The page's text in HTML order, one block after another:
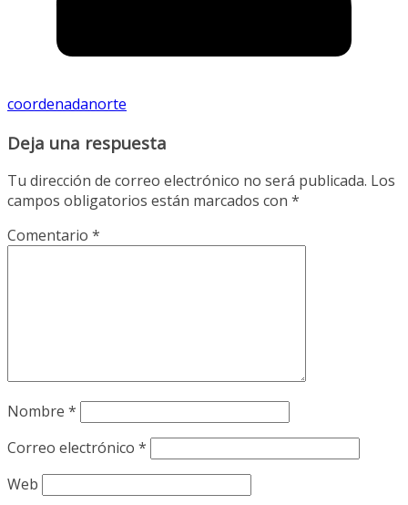
coordenadanorte
Deja una respuesta
Tu dirección de correo electrónico no será publicada. Los
campos obligatorios están marcados con *
Comentario *
Nombre *
Correo electrónico *
Web